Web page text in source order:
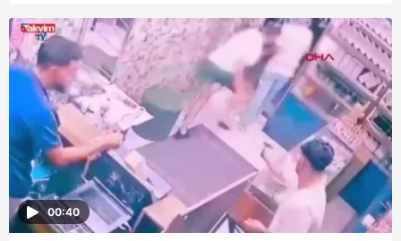
6698 sayılı Kişisel Verilerin Korunması Kanunu uyarınca
hazırlanmış Aydınlatma Metnimizi okumak ve sitemizde
ilgili mevzuata uygun olarak kullanılan çerezlerle ilgili bilgi
almak için lütfentıklayınız.
00:40